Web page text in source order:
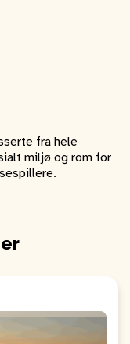
fra hele
miljø og rom for